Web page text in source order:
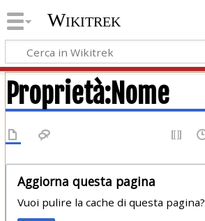
Wikitrek
Proprietà:Nome
Aggiorna questa pagina
Vuoi pulire la cache di questa pagina?